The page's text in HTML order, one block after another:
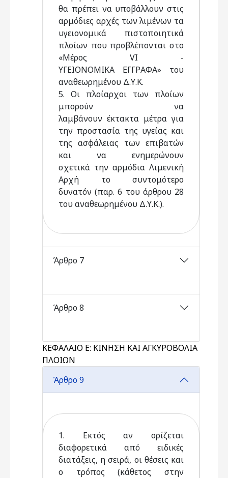
θα πρέπει να υποβάλλουν στις
αρμόδιες αρχές των λιμένων τα
υγειονομικά πιστοποιητικά
πλοίων που προβλέπονται στο
«Μέρος VI -
ΥΓΕΙΟΝΟΜΙΚΑ ΕΓΓΡΑΦΑ» του
αναθεωρημένου Δ.Υ.Κ.
5. Οι πλοίαρχοι των πλοίων
μπορούν να
λαμβάνουν έκτακτα μέτρα για
την προστασία της υγείας και
της ασφάλειας των επιβατών
και να ενημερώνουν
σχετικά την αρμόδια Λιμενική
Αρχή το συντομότερο
δυνατόν (παρ. 6 του άρθρου 28
του αναθεωρημένου Δ.Υ.Κ.).
Άρθρο 7
Άρθρο 8
ΚΕΦΑΛΑΙΟ Ε: ΚΙΝΗΣΗ ΚΑΙ ΑΓΚΥΡΟΒΟΛΙΑ
ΠΛΟΙΩΝ
Άρθρο 9
1. Εκτός αν ορίζεται
διαφορετικά από ειδικές
διατάξεις, η σειρά, οι θέσεις και
ο τρόπος (κάθετος στην